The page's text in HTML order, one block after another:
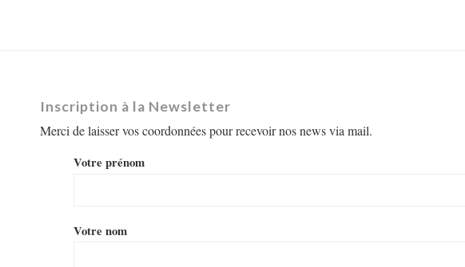
Inscription à la Newsletter
Merci de laisser vos coordonnées pour recevoir nos news via mail.
Votre prénom
Votre nom